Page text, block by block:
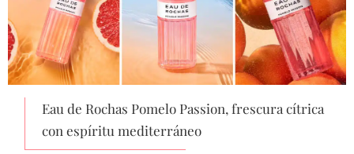
Eau de Rochas Pomelo Passion, frescura cítrica
con espíritu mediterráneo